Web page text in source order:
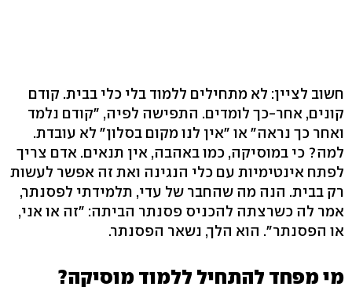
חשוב לציין: לא מתחילים ללמוד בלי כלי בבית. קודם
קונים, אחר-כך לומדים. התפישה לפיה, "קודם נלמד
ואחר כך נראה" או "אין לנו מקום בסלון" לא עובדת.
למה? כי במוסיקה, כמו באהבה, אין תנאים. אדם צריך
לפתח אינטימיות עם כלי הנגינה ואת זה אפשר לעשות
רק בבית. הנה מה שהחבר של עדי, תלמידתי לפסנתר,
אמר לה כשרצתה להכניס פסנתר הביתה: "זה או אני,
או הפסנתר". הוא הלך, נשאר הפסנתר.
מי מפחד להתחיל ללמוד מוסיקה?